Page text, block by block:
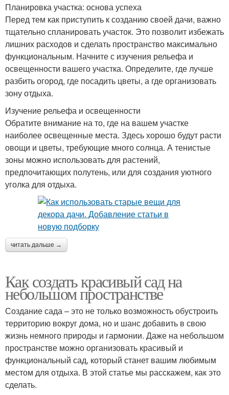
Планировка участка: основа успеха
Перед тем как приступить к созданию своей дачи, важно
тщательно спланировать участок. Это позволит избежать
лишних расходов и сделать пространство максимально
функциональным. Начните с изучения рельефа и
освещенности вашего участка. Определите, где лучше
разбить огород, где посадить цветы, а где организовать
зону отдыха.
Изучение рельефа и освещенности
Обратите внимание на то, где на вашем участке
наиболее освещенные места. Здесь хорошо будут расти
овощи и цветы, требующие много солнца. А тенистые
зоны можно использовать для растений,
предпочитающих полутень, или для создания уютного
уголка для отдыха.
читать дальше →
Как создать красивый сад на
небольшом пространстве
Создание сада – это не только возможность обустроить
территорию вокруг дома, но и шанс добавить в свою
жизнь немного природы и гармонии. Даже на небольшом
пространстве можно организовать красивый и
функциональный сад, который станет вашим любимым
местом для отдыха. В этой статье мы расскажем, как это
сделать.